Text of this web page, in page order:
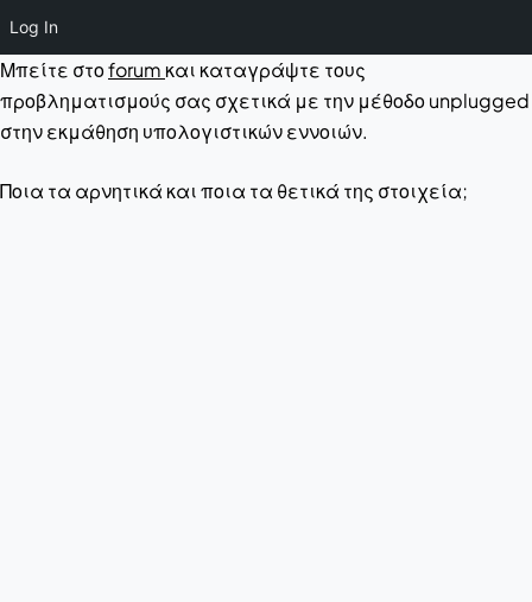
Log In
Μπείτε στοforum και καταγράψτε τους
προβληματισμούς σας σχετικά με την μέθοδο unplugged
στην εκμάθηση υπολογιστικών εννοιών.
Ποια τα αρνητικά και ποια τα θετικά της στοιχεία;